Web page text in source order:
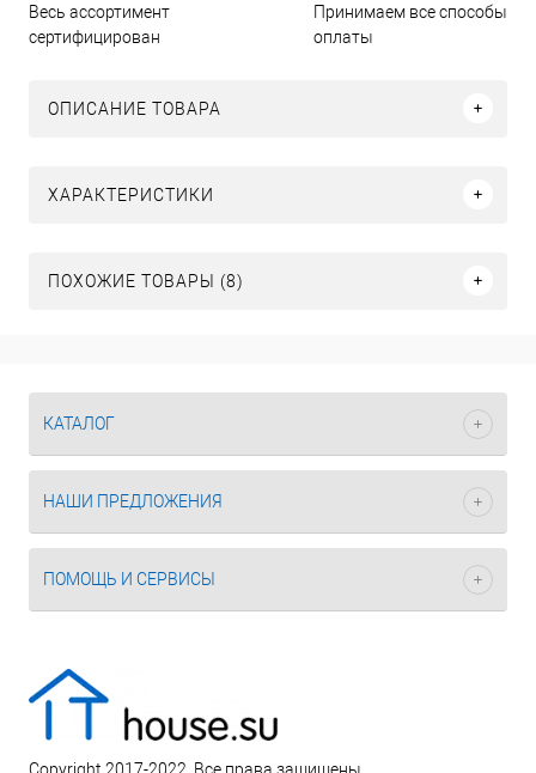
Весь ассортимент
сертифицирован
Принимаем все способы
оплаты
ОПИСАНИЕ ТОВАРА
ХАРАКТЕРИСТИКИ
ПОХОЖИЕ ТОВАРЫ (8)
КАТАЛОГ
НАШИ ПРЕДЛОЖЕНИЯ
ПОМОЩЬ И СЕРВИСЫ